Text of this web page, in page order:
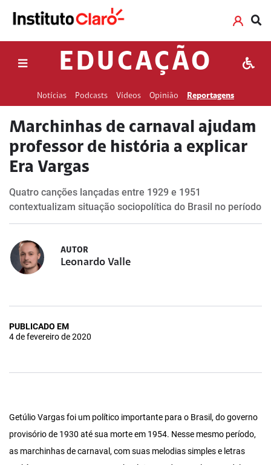
EDUCAÇÃO
Notícias Podcasts Vídeos Opinião Reportagens
Marchinhas de carnaval ajudam
professor de história a explicar
Era Vargas
Quatro canções lançadas entre 1929 e 1951
contextualizam situação sociopolítica do Brasil no período
AUTOR
Leonardo Valle
PUBLICADO EM
4 de fevereiro de 2020
Getúlio Vargas foi um político importante para o Brasil, do governo
provisório de 1930 até sua morte em 1954. Nesse mesmo período,
as marchinhas de carnaval, com suas melodias simples e letras